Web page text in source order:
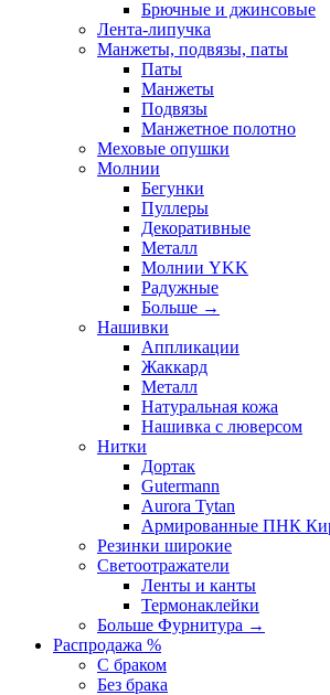
Брючные и джинсовые
Лента-липучка
Манжеты, подвязы, паты
Паты
Манжеты
Подвязы
Манжетное полотно
Меховые опушки
Молнии
Бегунки
Пуллеры
Декоративные
Металл
Молнии YKK
Радужные
Больше →
Нашивки
Аппликации
Жаккард
Металл
Натуральная кожа
Нашивка с люверсом
Нитки
Дортак
Gutermann
Aurora Tytan
Армированные ПНК
Резинки широкие
Светоотражатели
Ленты и канты
Термонаклейки
Больше Фурнитура →
Распродажа %
С браком
Без брака